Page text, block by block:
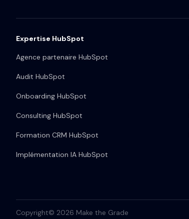
Expertise HubSpot
Agence partenaire HubSpot
Audit HubSpot
Onboarding HubSpot
Consulting HubSpot
Formation CRM HubSpot
Implémentation IA HubSpot
Copyright© 2026 Make the Grade